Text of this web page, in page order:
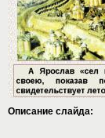
Описание слайда: